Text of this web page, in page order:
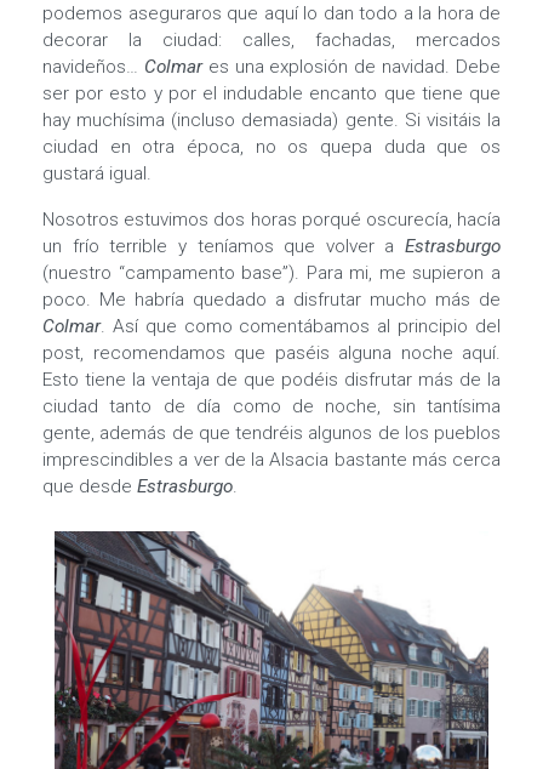
podemos aseguraros que aquí lo dan todo a la hora de
decorar la ciudad: calles, fachadas, mercados
navideños… Colmares una explosión de navidad. Debe
ser por esto y por el indudable encanto que tiene que
hay muchísima (incluso demasiada) gente. Si visitáis la
ciudad en otra época, no os quepa duda que os
gustará igual.
Nosotros estuvimos dos horas porqué oscurecía, hacía
un frío terrible y teníamos que volver a Estrasburgo
(nuestro “campamento base”). Para mi, me supieron a
poco. Me habría quedado a disfrutar mucho más de
Colmar. Así que como comentábamos al principio del
post, recomendamos que paséis alguna noche aquí.
Esto tiene la ventaja de que podéis disfrutar más de la
ciudad tanto de día como de noche, sin tantísima
gente, además de que tendréis algunos de los pueblos
imprescindibles a ver de la Alsacia bastante más cerca
que desde Estrasburgo.